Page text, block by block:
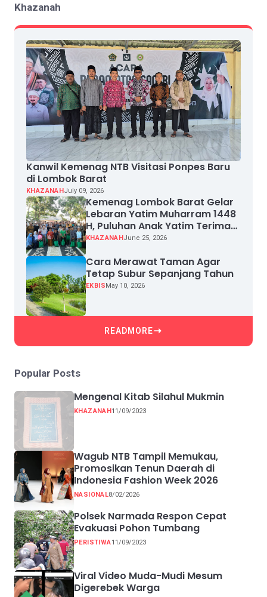
Khazanah
Kanwil Kemenag NTB Visitasi Ponpes Baru
di Lombok Barat
KHAZANAHJuly 09, 2026
Kemenag Lombok Barat Gelar
Lebaran Yatim Muharram 1448
H, Puluhan Anak Yatim Terima
Santunan
KHAZANAHJune 25, 2026
Cara Merawat Taman Agar
Tetap Subur Sepanjang Tahun
EKBISMay 10, 2026
READMORE
Popular Posts
Mengenal Kitab Silahul Mukmin
KHAZANAH11/09/2023
Wagub NTB Tampil Memukau,
Promosikan Tenun Daerah di
Indonesia Fashion Week 2026
NASIONAL8/02/2026
Polsek Narmada Respon Cepat
Evakuasi Pohon Tumbang
PERISTIWA11/09/2023
Viral Video Muda-Mudi Mesum
Digerebek Warga